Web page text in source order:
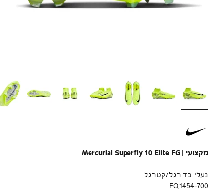
מקצועי | Mercurial Superfly 10 Elite FG
נעלי כדורגל/קטרגל
FQ1454-700